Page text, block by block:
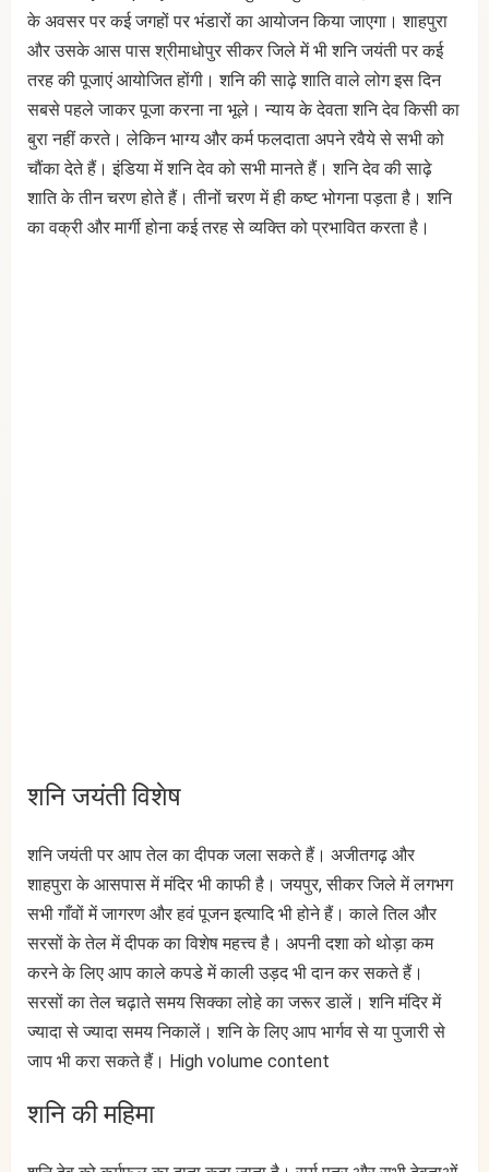
के अवसर पर कई जगहों पर भंडारों का आयोजन किया जाएगा। शाहपुरा
और उसके आस पास श्रीमाधोपुर सीकर जिले में भी शनि जयंती पर कई
तरह की पूजाएं आयोजित होंगी। शनि की साढ़े शाति वाले लोग इस दिन
सबसे पहले जाकर पूजा करना ना भूले। न्याय के देवता शनि देव किसी का
बुरा नहीं करते। लेकिन भाग्य और कर्म फलदाता अपने रवैये से सभी को
चौंका देते हैं। इंडिया में शनि देव को सभी मानते हैं। शनि देव की साढ़े
शाति के तीन चरण होते हैं। तीनों चरण में ही कष्ट भोगना पड़ता है। शनि
का वक्री और मार्गी होना कई तरह से व्यक्ति को प्रभावित करता है।
शनि जयंती विशेष
शनि जयंती पर आप तेल का दीपक जला सकते हैं। अजीतगढ़ और
शाहपुरा के आसपास में मंदिर भी काफी है। जयपुर, सीकर जिले में लगभग
सभी गाँवों में जागरण और हवं पूजन इत्यादि भी होने हैं। काले तिल और
सरसों के तेल में दीपक का विशेष महत्त्व है। अपनी दशा को थोड़ा कम
करने के लिए आप काले कपडे में काली उड़द भी दान कर सकते हैं।
सरसों का तेल चढ़ाते समय सिक्का लोहे का जरूर डालें। शनि मंदिर में
ज्यादा से ज्यादा समय निकालें। शनि के लिए आप भार्गव से या पुजारी से
जाप भी करा सकते हैं। High volume content
शनि की महिमा